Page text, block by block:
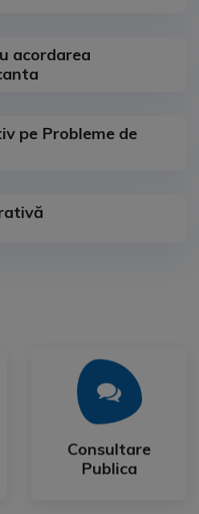
acordarea
pe Probleme de
Consultare
Publica
Consultare
Publica
Mai Mult